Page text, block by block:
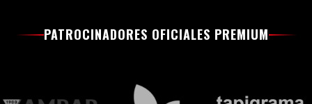
PATROCINADORES OFICIALES PREMIUM